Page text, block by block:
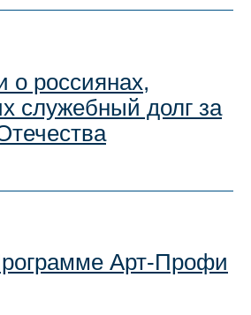
о россиянах,
служебный долг за
Арт-Профи